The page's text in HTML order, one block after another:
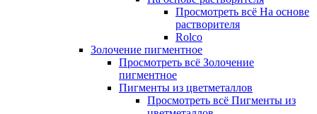
Просмотреть всё На основе
растворителя
Rolco
Золочение пигментное
Просмотреть всё Золочение
пигментное
Пигменты из цветметаллов
Просмотреть всё Пигменты из